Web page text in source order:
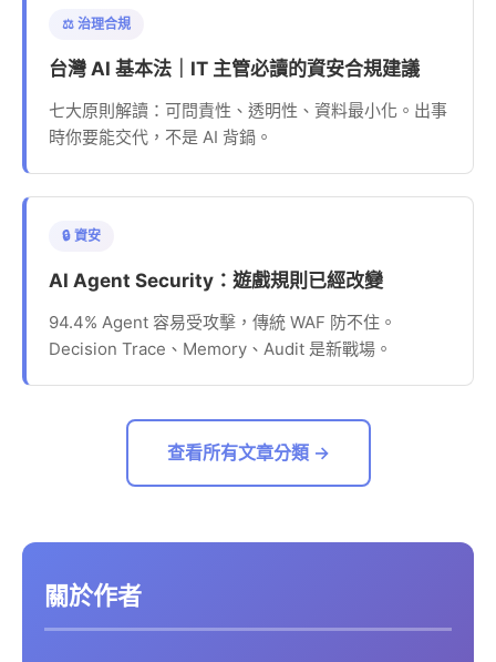
⚖️ 治理合規
台灣 AI 基本法｜IT 主管必讀的資安合規建議
七大原則解讀：可問責性、透明性、資料最小化。出事
時你要能交代，不是 AI 背鍋。
🔒 資安
AI Agent Security：遊戲規則已經改變
94.4% Agent 容易受攻擊，傳統 WAF 防不住。
Decision Trace、Memory、Audit 是新戰場。
查看所有文章分類 →
關於作者